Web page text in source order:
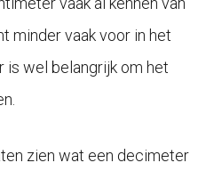
minder vaak voor in het
is wel belangrijk om het
zien wat een decimeter